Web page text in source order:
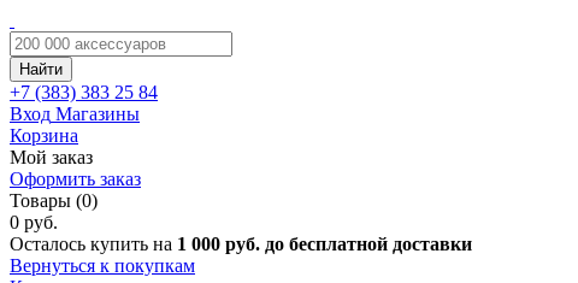
Найти
+7 (383) 383 25 84
Вход Магазины
Корзина
Мой заказ
Оформить заказ
Товары (0)
0 руб.
Осталось купить на 1 000 руб. до бесплатной доставки
Вернуться к покупкам